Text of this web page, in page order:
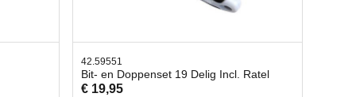
Ratel
42.65998
Afbreekmes 2 stuks
€ 10,95